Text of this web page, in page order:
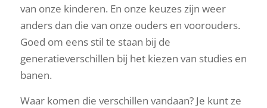
van onze kinderen. En onze keuzes zijn weer
anders dan die van onze ouders en voorouders.
Goed om eens stil te staan bij de
generatieverschillen bij het kiezen van studies en
banen.
Waar komen die verschillen vandaan? Je kunt ze